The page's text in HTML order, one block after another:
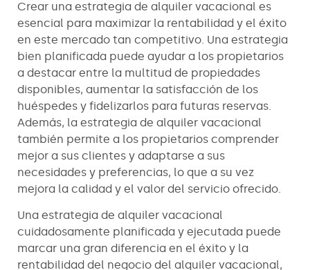
Crear una estrategia de alquiler vacacional es
esencial para maximizar la rentabilidad y el éxito
en este mercado tan competitivo. Una estrategia
bien planificada puede ayudar a los propietarios
a destacar entre la multitud de propiedades
disponibles, aumentar la satisfacción de los
huéspedes y fidelizarlos para futuras reservas.
Además, la estrategia de alquiler vacacional
también permite a los propietarios comprender
mejor a sus clientes y adaptarse a sus
necesidades y preferencias, lo que a su vez
mejora la calidad y el valor del servicio ofrecido.
Una estrategia de alquiler vacacional
cuidadosamente planificada y ejecutada puede
marcar una gran diferencia en el éxito y la
rentabilidad del negocio del alquiler vacacional,